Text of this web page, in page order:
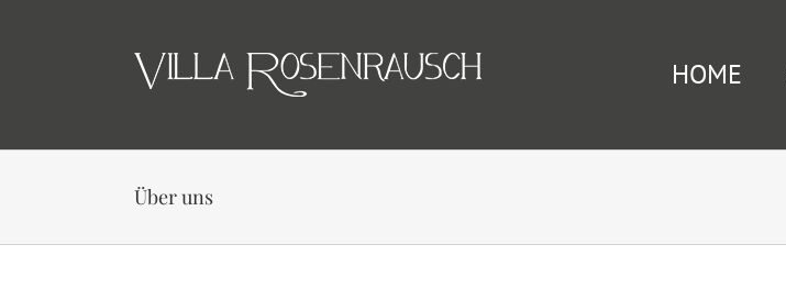
HOME
Über uns